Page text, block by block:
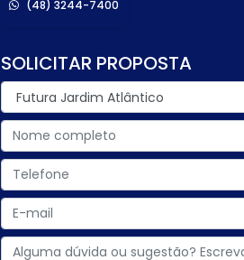
(48) 3244-7400
SOLICITAR PROPOSTA